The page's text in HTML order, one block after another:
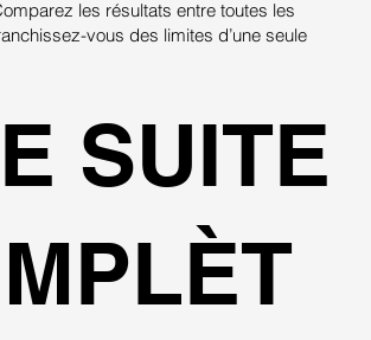
les résultats entre toutes les
vous des limites d’une seule
SUITE